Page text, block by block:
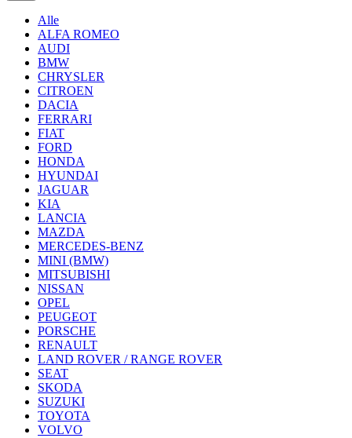
Alle
ALFA ROMEO
AUDI
BMW
CHRYSLER
CITROEN
DACIA
FERRARI
FIAT
FORD
HONDA
HYUNDAI
JAGUAR
KIA
LANCIA
MAZDA
MERCEDES-BENZ
MINI (BMW)
MITSUBISHI
NISSAN
OPEL
PEUGEOT
PORSCHE
RENAULT
LAND ROVER / RANGE ROVER
SEAT
SKODA
SUZUKI
TOYOTA
VOLVO